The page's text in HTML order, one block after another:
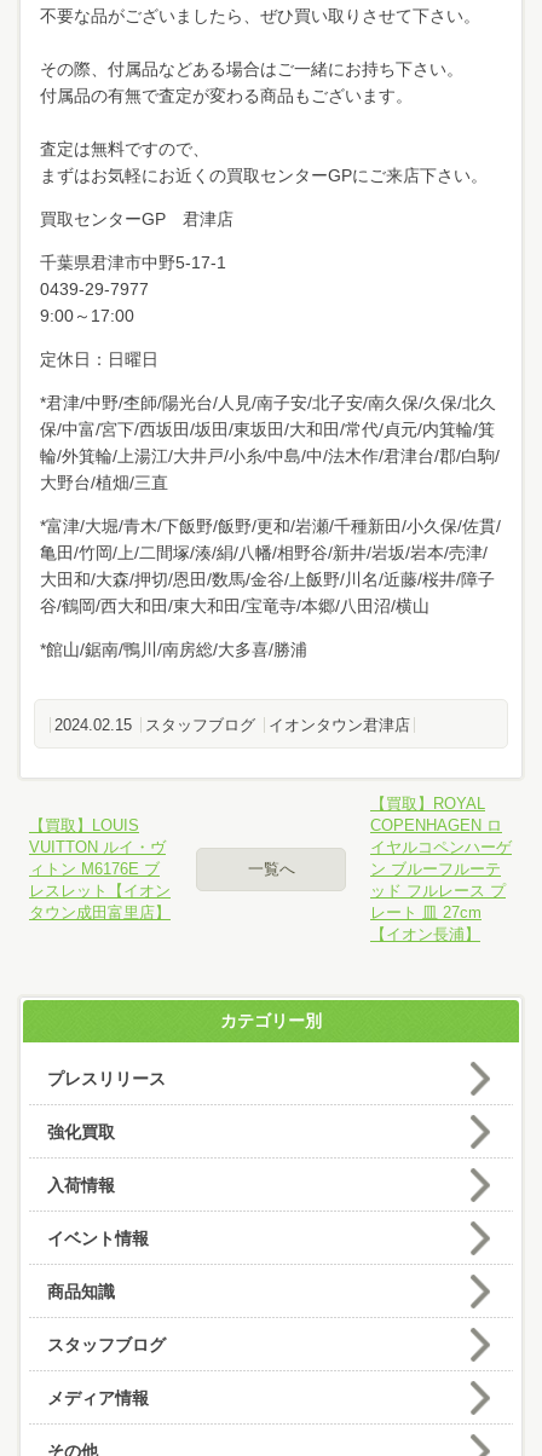
不要な品がございましたら、ぜひ買い取りさせて下さい。
その際、付属品などある場合はご一緒にお持ち下さい。
付属品の有無で査定が変わる商品もございます。
査定は無料ですので、
まずはお気軽にお近くの買取センターGPにご来店下さい。
買取センターGP 君津店
千葉県君津市中野5-17-1
0439-29-7977
9:00～17:00
定休日：日曜日
*君津/中野/杢師/陽光台/人見/南子安/北子安/南久保/久保/北久
保/中富/宮下/西坂田/坂田/東坂田/大和田/常代/貞元/内箕輪/箕
輪/外箕輪/上湯江/大井戸/小糸/中島/中/法木作/君津台/郡/白駒/
大野台/植畑/三直
*富津/大堀/青木/下飯野/飯野/更和/岩瀬/千種新田/小久保/佐貫/
亀田/竹岡/上/二間塚/湊/絹/八幡/相野谷/新井/岩坂/岩本/売津/
大田和/大森/押切/恩田/数馬/金谷/上飯野/川名/近藤/桜井/障子
谷/鶴岡/西大和田/東大和田/宝竜寺/本郷/八田沼/横山
*館山/鋸南/鴨川/南房総/大多喜/勝浦
2024.02.15 スタッフブログ イオンタウン君津店
【買取】LOUIS
VUITTON ルイ・ヴ
ィトン M6176E ブ
レスレット【イオン
タウン成田富里店】
一覧へ
【買取】ROYAL
COPENHAGEN ロ
イヤルコペンハーゲ
ン ブルーフルーテ
ッド フルレース プ
レート 皿 27cm
【イオン長浦】
カテゴリー別
プレスリリース
強化買取
入荷情報
イベント情報
商品知識
スタッフブログ
メディア情報
その他